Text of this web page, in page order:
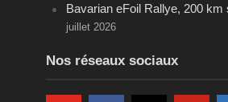
Bavarian eFoil Rallye, 200 km
juillet 2026
Nos réseaux sociaux